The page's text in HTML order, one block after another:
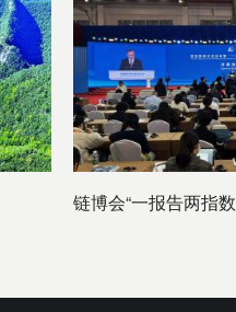
链博会“一报告两指